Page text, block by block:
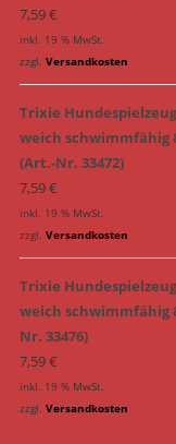
7,59€
inkl. 19 % MwSt.
zzgl. Versandkosten
Trixie
weich schwimmfähig
(Art.-Nr. 33472)
7,59€
inkl. 19 % MwSt.
zzgl. Versandkosten
Trixie
weich schwimmfähig
Nr. 33476)
7,59€
inkl. 19 % MwSt.
zzgl. Versandkosten